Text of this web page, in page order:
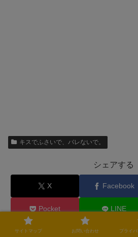
キスでふさいで、バレないで。
シェアする
X Facebook
Pocket LINE
サイトマップ お問い合わせ プライ